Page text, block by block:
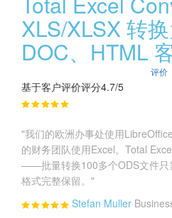
XLS/XLSX 转换
DOC、HTML
评价
基于客户评价评分4.7/5
"我们的欧洲办事处使用
的财务团队使用Excel。Total
——批量转换100多个ODS文件只
格式完整保留。"
Stefan Muller